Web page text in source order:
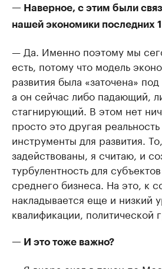
— Наверное, с этим были
нашей экономики последних
— Да. Именно поэтому мы
есть, потому что модель
развития была «заточена»
а он сейчас либо падающий,
стагнирующий. В этом нет
просто это другая
инструменты для развития.
задействованы, я считаю, и
турбулентность для
среднего бизнеса. На это, к
накладывается еще и низкий
квалификации, политической
— И это тоже важно?